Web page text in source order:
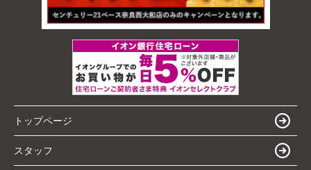
トップページ
スタッフ